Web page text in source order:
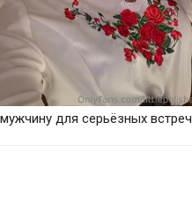
для серьёзных встреч